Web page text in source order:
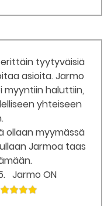
erittäin tyytyväisiä
asioita. Jarmo
myyntiin haluttiin,
yhteiseen
ollaan myymässä
Jarmoa taas
Jarmo ON